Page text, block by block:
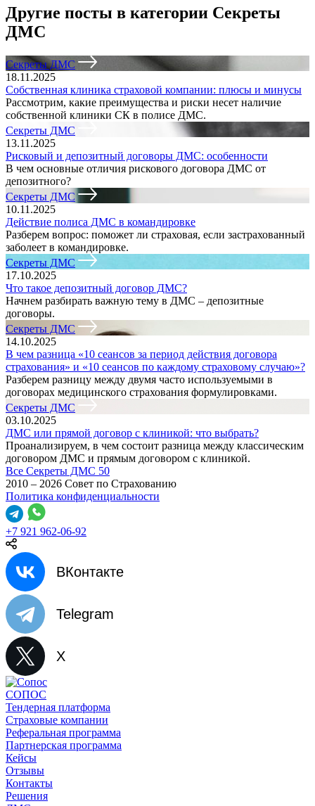
Другие посты в категории Секреты
ДМС
Секреты ДМС
18.11.2025
Собственная клиника страховой компании: плюсы и минусы
Рассмотрим, какие преимущества и риски несет наличие
собственной клиники СК в полисе ДМС.
Секреты ДМС
13.11.2025
Рисковый и депозитный договоры ДМС: особенности
В чем основные отличия рискового договора ДМС от
депозитного?
Секреты ДМС
10.11.2025
Действие полиса ДМС в командировке
Разберем вопрос: поможет ли страховая, если застрахованный
заболеет в командировке.
Секреты ДМС
17.10.2025
Что такое депозитный договор ДМС?
Начнем разбирать важную тему в ДМС – депозитные
договоры.
Секреты ДМС
14.10.2025
В чем разница «10 сеансов за период действия договора
страхования» и «10 сеансов по каждому страховому случаю»?
Разберем разницу между двумя часто используемыми в
договорах медицинского страхования формулировками.
Секреты ДМС
03.10.2025
ДМС или прямой договор с клиникой: что выбрать?
Проанализируем, в чем состоит разница между классическим
договором ДМС и прямым договором с клиникой.
Все Секреты ДМС 50
2010 – 2026 Совет по Страхованию
Политика конфиденциальности
+7 921 962-06-92
ВКонтакте
Telegram
X
СОПОС
Тендерная платформа
Страховые компании
Реферальная программа
Партнерская программа
Кейсы
Отзывы
Контакты
Решения